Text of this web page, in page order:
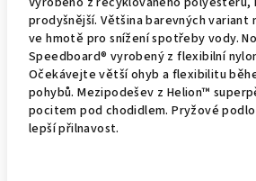
prodyšnější. Většina barevných variant
ve hmotě pro snížení spotřeby vody.
Speedboard® vyrobený z flexibilní
Očekávejte větší ohyb a flexibilitu
pohybů. Mezipodešev z Helion™
pocitem pod chodidlem. Pryžové
lepší přilnavost.